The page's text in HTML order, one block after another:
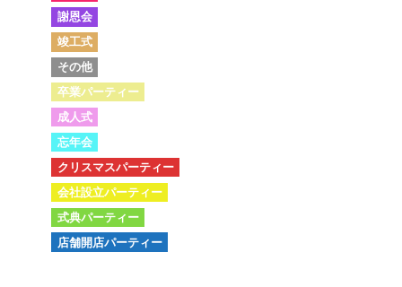
謝恩会
竣工式
その他
卒業パーティー
成人式
忘年会
クリスマスパーティー
会社設立パーティー
式典パーティー
店舗開店パーティー